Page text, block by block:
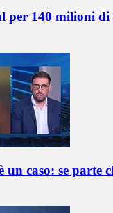
per 140 milioni di
caso: se parte